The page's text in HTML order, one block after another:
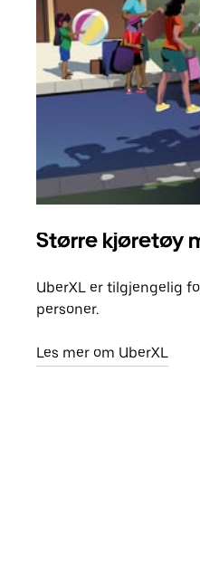
Større kjøretøy
UberXL er tilgjengelig
personer.
Les mer om UberXL